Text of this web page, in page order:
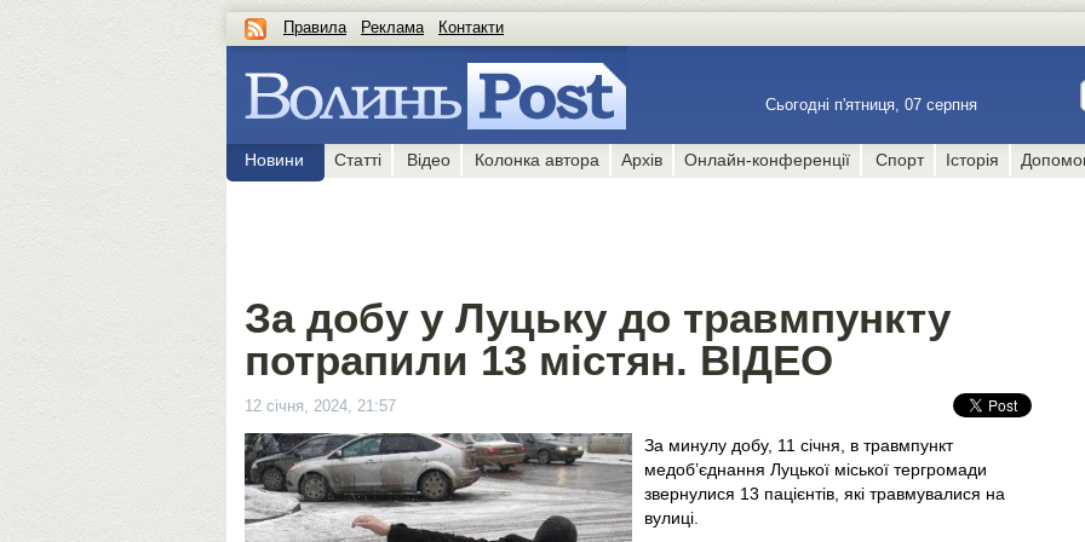
Правила Реклама Контакти
Сьогодні п'ятниця, 07 серпня
Новини Статті Відео Колонка автора Архів Онлайн-конференції Спорт Історія
За добу у Луцьку до травмпункту
потрапили 13 містян. ВІДЕО
12 січня, 2024, 21:57
За минулу добу, 11 січня, в травмпункт
медоб’єднання Луцької міської тергромади
звернулися 13 пацієнтів, які травмувалися на
вулиці.